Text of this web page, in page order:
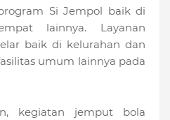
Si Jempol baik di
lainnya. Layanan
baik di kelurahan dan
umum lainnya pada
kegiatan jemput bola